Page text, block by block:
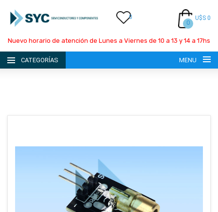
0
0
U$S 0
Nuevo horario de atención de Lunes a Viernes de 10 a 13 y 14 a 17hs
CATEGORÍAS MENU